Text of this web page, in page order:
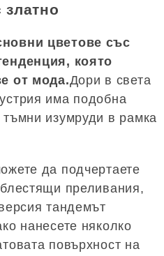
цветове със
която
от мода.Дори в света
има подобна
изумруди в рамка
да подчертаете
преливания,
тандемът
нанесете няколко
повърхност на